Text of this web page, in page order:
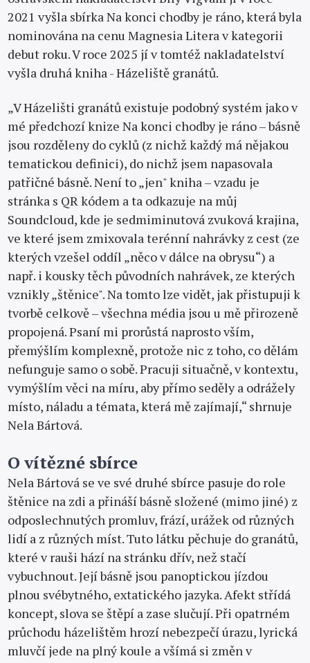
2021 vyšla sbírka Na konci chodby je ráno, která byla
nominována na cenu Magnesia Litera v kategorii
debut roku. V roce 2025 jí v tomtéž nakladatelství
vyšla druhá kniha - Házeliště granátů.
„V Házelišti granátů existuje podobný systém jako v
mé předchozí knize Na konci chodby je ráno – básně
jsou rozděleny do cyklů (z nichž každý má nějakou
tematickou definici), do nichž jsem napasovala
patřičné básně. Není to „jen" kniha – vzadu je
stránka s QR kódem a ta odkazuje na můj
Soundcloud, kde je sedmiminutová zvuková krajina,
ve které jsem zmixovala terénní nahrávky z cest (ze
kterých vzešel oddíl „něco v dálce na obrysu“) a
např. i kousky těch původních nahrávek, ze kterých
vznikly „štěnice". Na tomto lze vidět, jak přistupuji k
tvorbě celkově – všechna média jsou u mě přirozeně
propojená. Psaní mi prorůstá naprosto vším,
přemýšlím komplexně, protože nic z toho, co dělám
nefunguje samo o sobě. Pracuji situačně, v kontextu,
vymýšlím věci na míru, aby přímo seděly a odrážely
místo, náladu a témata, která mě zajímají,“ shrnuje
Nela Bártová.
O vítězné sbírce
Nela Bártová se ve své druhé sbírce pasuje do role
štěnice na zdi a přináší básně složené (mimo jiné) z
odposlechnutých promluv, frází, urážek od různých
lidí a z různých míst. Tuto látku pěchuje do granátů,
které v rauši hází na stránku dřív, než stačí
vybuchnout. Její básně jsou panoptickou jízdou
plnou svébytného, extatického jazyka. Afekt střídá
koncept, slova se štěpí a zase slučují. Při opatrném
průchodu házelištěm hrozí nebezpečí úrazu, lyrická
mluvčí jede na plný koule a všímá si změn v